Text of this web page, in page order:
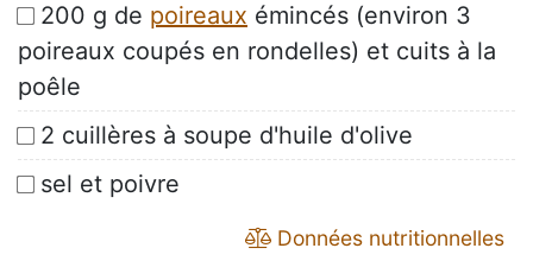
200 g de poireaux émincés (environ 3
poireaux coupés en rondelles) et cuits à la
poêle
2 cuillères à soupe d'huile d'olive
sel et poivre
Données nutritionnelles